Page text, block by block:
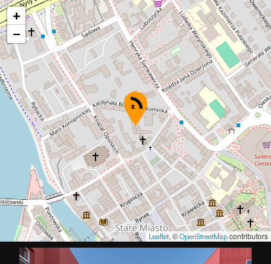
+
−
Leaflet, © OpenStreetMap contributors